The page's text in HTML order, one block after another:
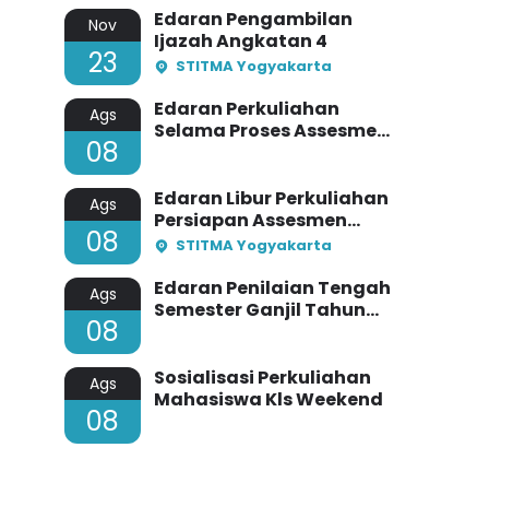
Nov
23
Edaran Pengambilan
Ijazah Angkatan 4
STITMA Yogyakarta
Ags
08
Edaran Perkuliahan
Selama Proses Assesmen
Ags
08
Edaran Libur Perkuliahan
Persiapan Assesmen
Lapangan Prodi PBA
STITMA Yogyakarta
Ags
08
Edaran Penilaian Tengah
Semester Ganjil Tahun
Ags
08
Sosialisasi Perkuliahan
Mahasiswa Kls Weekend